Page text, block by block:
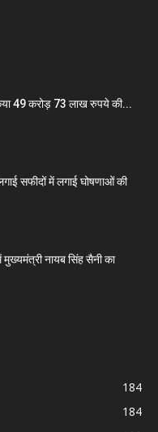
49 करोड़ 73 लाख रुपये की...
सफीदों में लगाई घोषणाओं की
मुख्यमंत्री नायब सिंह सैनी का
184
184